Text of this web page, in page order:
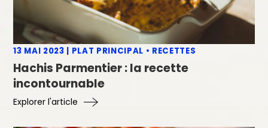
13 MAI 2023 | PLAT PRINCIPAL • RECETTES
Hachis Parmentier : la recette
incontournable
Explorer l'article